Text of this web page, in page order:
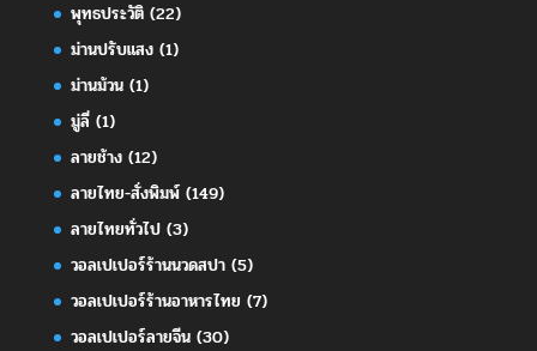
พุทธประวัติ(22)
ม่านปรับแสง(1)
ม่านม้วน(1)
มู่ลี่(1)
ลายช้าง(12)
ลายไทย-สั่งพิมพ์(149)
ลายไทยทั่วไป(3)
วอลเปเปอร์ร้านนวดสปา(5)
วอลเปเปอร์ร้านอาหารไทย (7)
วอลเปเปอร์ลายจีน(30)